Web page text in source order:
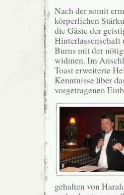
Nach der somit
körperlichen
die Gäste der
Hinterlassenschaft
Burns mit der
widmen. Im
Toast erweiterte
Kenntnisse über
vorgetragenen
gehalten von